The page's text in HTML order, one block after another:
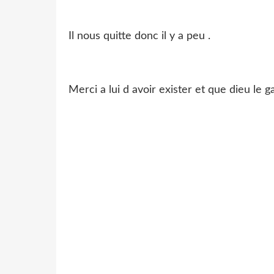
Il nous quitte donc il y a peu .
Merci a lui d avoir exister et que dieu le